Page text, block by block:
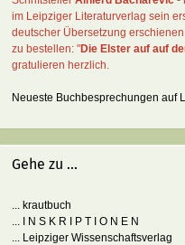
im Leipziger Literaturverlag sein
deutscher Übersetzung
zu bestellen: "Die Elster auf auf
gratulieren herzlich.
Neueste Buchbesprechungen auf
Gehe zu ...
... krautbuch
... I N S K R I P T I O N E N
... Leipziger Wissenschaftsverlag